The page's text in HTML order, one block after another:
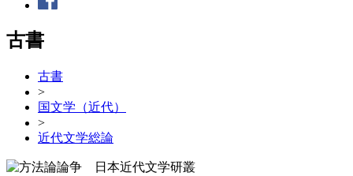
古書
古書
>
国文学（近代）
>
近代文学総論